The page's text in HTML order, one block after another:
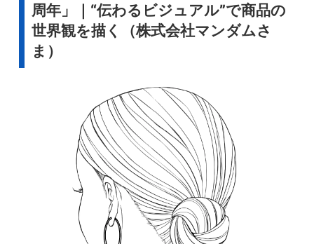
周年」｜“伝わるビジュアル”で商品の
世界観を描く（株式会社マンダムさ
ま）